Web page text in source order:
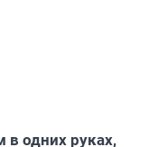
в одних руках,